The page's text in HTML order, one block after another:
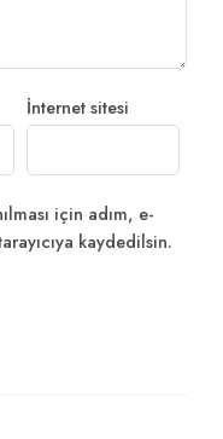
İnternet sitesi
için adım, e-
kaydedilsin.